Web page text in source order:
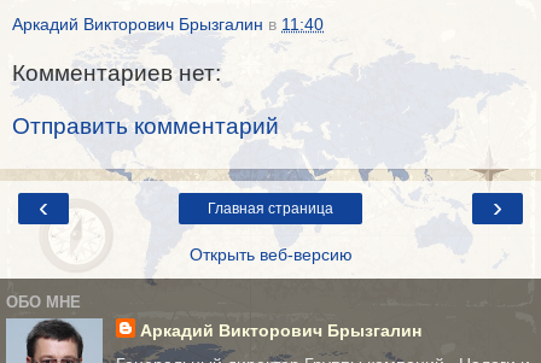
Аркадий Викторович Брызгалин в 11:40
Комментариев нет:
Отправить комментарий
‹ ›
Главная страница
Открыть веб-версию
ОБО МНЕ
Аркадий Викторович Брызгалин